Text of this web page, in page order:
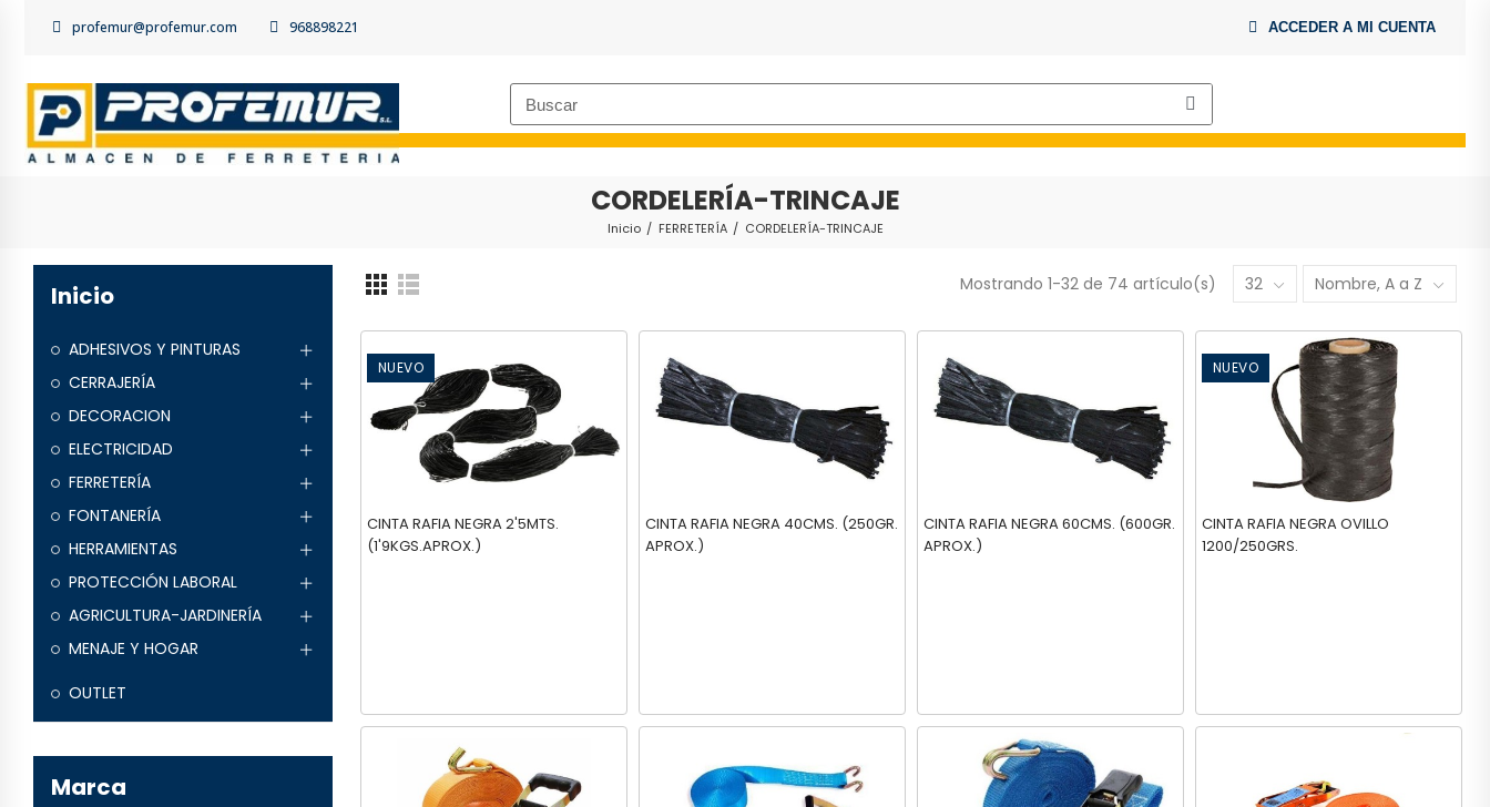
profemur@profemur.com 968898221 ACCEDER A MI CUENTA
CORDELERÍA-TRINCAJE
Inicio FERRETERÍA CORDELERÍA-TRINCAJE
Mostrando 1-32 de 74 artículo(s) 32 Nombre, A a Z
NUEVO
CINTA RAFIA NEGRA 2'5MTS.
(1'9KGS.APROX.)
CINTA RAFIA NEGRA 40CMS. (250GR.
APROX.)
CINTA RAFIA NEGRA 60CMS. (600GR.
APROX.)
NUEVO
CINTA RAFIA NEGRA OVILLO
1200/250GRS.
Inicio
ADHESIVOS Y PINTURAS
CERRAJERÍA
DECORACION
ELECTRICIDAD
FERRETERÍA
FONTANERÍA
HERRAMIENTAS
PROTECCIÓN LABORAL
AGRICULTURA-JARDINERÍA
MENAJE Y HOGAR
OUTLET
Marca